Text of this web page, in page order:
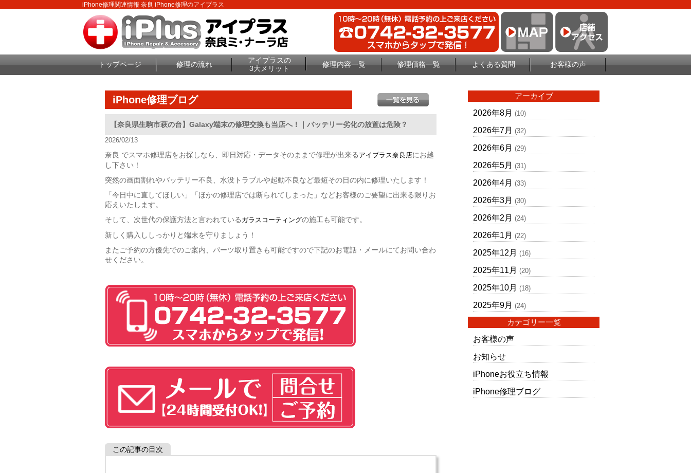
iPhone修理関連情報 奈良 iPhone修理のアイプラス
トップページ 修理の流れ
アイプラスの
3大メリット
修理内容一覧 修理価格一覧 よくある質問 お客様の声
iPhone修理ブログ
【奈良県生駒市萩の台】Galaxy端末の修理交換も当店へ！｜バッテリー劣化の放置は危険？
2026/02/13
奈良 でスマホ修理店をお探しなら、即日対応・データそのままで修理が出来る アイプラス奈良店にお越
し下さい！
突然の画面割れやバッテリー不良、水没トラブルや起動不良など最短その日の内に修理いたします！
「今日中に直してほしい」「ほかの修理店では断られてしまった」などお客様のご要望に出来る限りお
応えいたします。
そして、次世代の保護方法と言われている ガラスコーティングの施工も可能です。
新しく購入ししっかりと端末を守りましょう！
またご予約の方優先でのご案内、パーツ取り置きも可能ですので下記のお電話・メールにてお問い合わ
せください。
この記事の目次
アーカイブ
2026年8月 (10)
2026年7月 (32)
2026年6月 (29)
2026年5月 (31)
2026年4月 (33)
2026年3月 (30)
2026年2月 (24)
2026年1月 (22)
2025年12月 (16)
2025年11月 (20)
2025年10月 (18)
2025年9月 (24)
カテゴリー一覧
お客様の声
お知らせ
iPhoneお役立ち情報
iPhone修理ブログ